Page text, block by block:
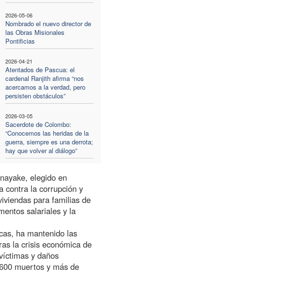
2026-05-06
Nombrado el nuevo director de
las Obras Misionales
Pontificias
2026-04-21
Atentados de Pascua: el
cardenal Ranjith afirma “nos
acercamos a la verdad, pero
persisten obstáculos”
2026-03-05
Sacerdote de Colombo:
“Conocemos las heridas de la
guerra, siempre es una derrota;
hay que volver al diálogo”
elegido en
contra la corrupción y
para familias de
salariales y la
ha mantenido las
la crisis económica de
y daños
muertos y más de